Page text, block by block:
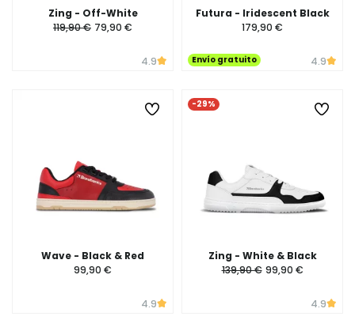
Zing - Off-White
119,90 € 79,90 €
4.9
Futura - Iridescent Black
179,90 €
Envío gratuito 4.9
Wave - Black & Red
99,90 €
4.9
-29%
Zing - White & Black
139,90 € 99,90 €
4.9